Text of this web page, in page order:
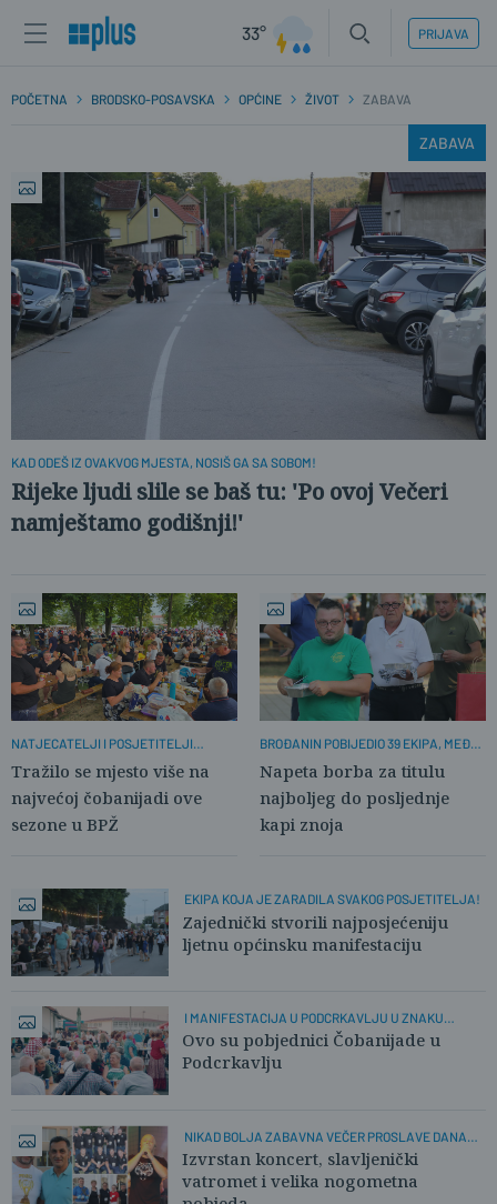
33° PRIJAVA
POČETNA BRODSKO-POSAVSKA OPĆINE ŽIVOT ZABAVA
ZABAVA
KAD ODEŠ IZ OVAKVOG MJESTA, NOSIŠ GA SA SOBOM!
Rijeke ljudi slile se baš tu: 'Po ovoj Večeri
namještamo godišnji!'
NATJECATELJI I POSJETITELJI
Tražilo se mjesto više na
najvećoj čobanijadi ove
sezone u BPŽ
BROĐANIN POBIJEDIO 39 EKIPA, MEĐU
Napeta borba za titulu
najboljeg do posljednje
kapi znoja
EKIPA KOJA JE ZARADILA SVAKOG POSJETITELJA!
Zajednički stvorili najposjećeniju
ljetnu općinsku manifestaciju
I MANIFESTACIJA U PODCRKAVLJU U ZNAKU
'KOCKICA'
Ovo su pobjednici Čobanijade u
Podcrkavlju
NIKAD BOLJA ZABAVNA VEČER PROSLAVE DANA
OPĆINE
Izvrstan koncert, slavljenički
vatromet i velika nogometna